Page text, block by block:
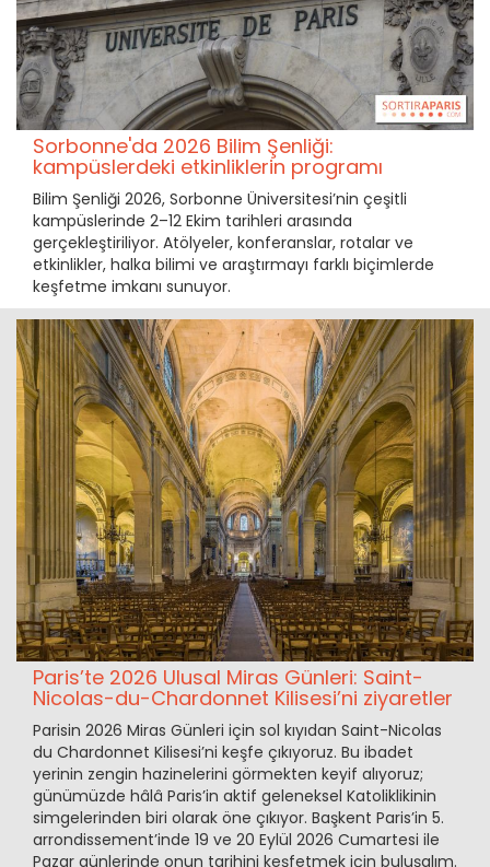
Sorbonne'da 2026 Bilim Şenliği:
kampüslerdeki etkinliklerin programı
Bilim Şenliği 2026, Sorbonne Üniversitesi’nin çeşitli
kampüslerinde 2–12 Ekim tarihleri arasında
gerçekleştiriliyor. Atölyeler, konferanslar, rotalar ve
etkinlikler, halka bilimi ve araştırmayı farklı biçimlerde
keşfetme imkanı sunuyor.
Paris’te 2026 Ulusal Miras Günleri: Saint-
Nicolas-du-Chardonnet Kilisesi’ni ziyaretler
Parisin 2026 Miras Günleri için sol kıyıdan Saint-Nicolas
du Chardonnet Kilisesi’ni keşfe çıkıyoruz. Bu ibadet
yerinin zengin hazinelerini görmekten keyif alıyoruz;
günümüzde hâlâ Paris’in aktif geleneksel Katoliklikinin
simgelerinden biri olarak öne çıkıyor. Başkent Paris’in 5.
arrondissement’inde 19 ve 20 Eylül 2026 Cumartesi ile
Pazar günlerinde onun tarihini keşfetmek için buluşalım.